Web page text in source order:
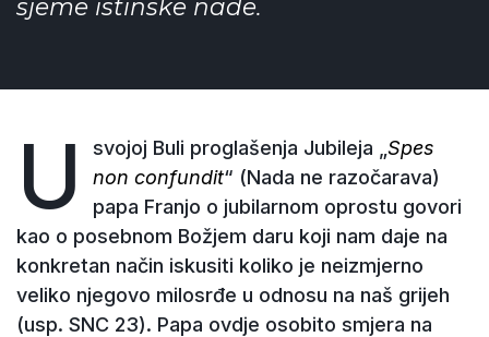
sjeme istinske nade.
U svojoj Buli proglašenja Jubileja „ Spes
non confundit“ (Nada ne razočarava)
papa Franjo o jubilarnom oprostu govori
kao o posebnom Božjem daru koji nam daje na
konkretan način iskusiti koliko je neizmjerno
veliko njegovo milosrđe u odnosu na naš grijeh
(usp. SNC 23). Papa ovdje osobito smjera na